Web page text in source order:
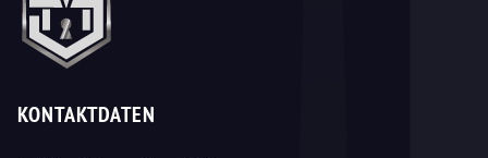
KONTAKTDATEN